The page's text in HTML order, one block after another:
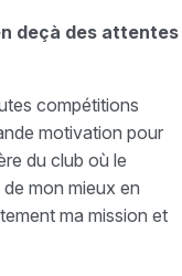
deçà des attentes
compétitions
motivation pour
du club où le
de mon mieux en
ma mission et